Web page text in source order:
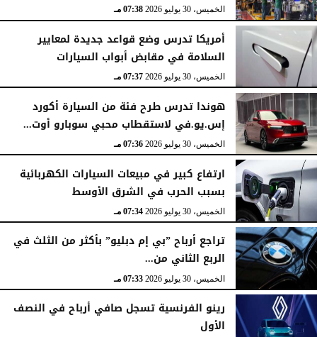
الخميس، 30 يوليو 2026 07:38 مـ
أمريكا تدرس وضع قواعد جديدة لمعايير
السلامة في مقابض أبواب السيارات
الخميس، 30 يوليو 2026 07:37 مـ
هوندا تدرس طرح فئة من السيارة أكورد
إس.يو.في لاستقطاب محبي سوبارو أوت...
الخميس، 30 يوليو 2026 07:36 مـ
ارتفاع كبير في مبيعات السيارات الكهربائية
بسبب الحرب في الشرق الأوسط
الخميس، 30 يوليو 2026 07:34 مـ
تراجع أرباح ”بي إم دبليو” بأكثر من الثلث في
الربع الثاني من...
الخميس، 30 يوليو 2026 07:33 مـ
رينو الفرنسية تسجل صافي أرباح في النصف
الأول